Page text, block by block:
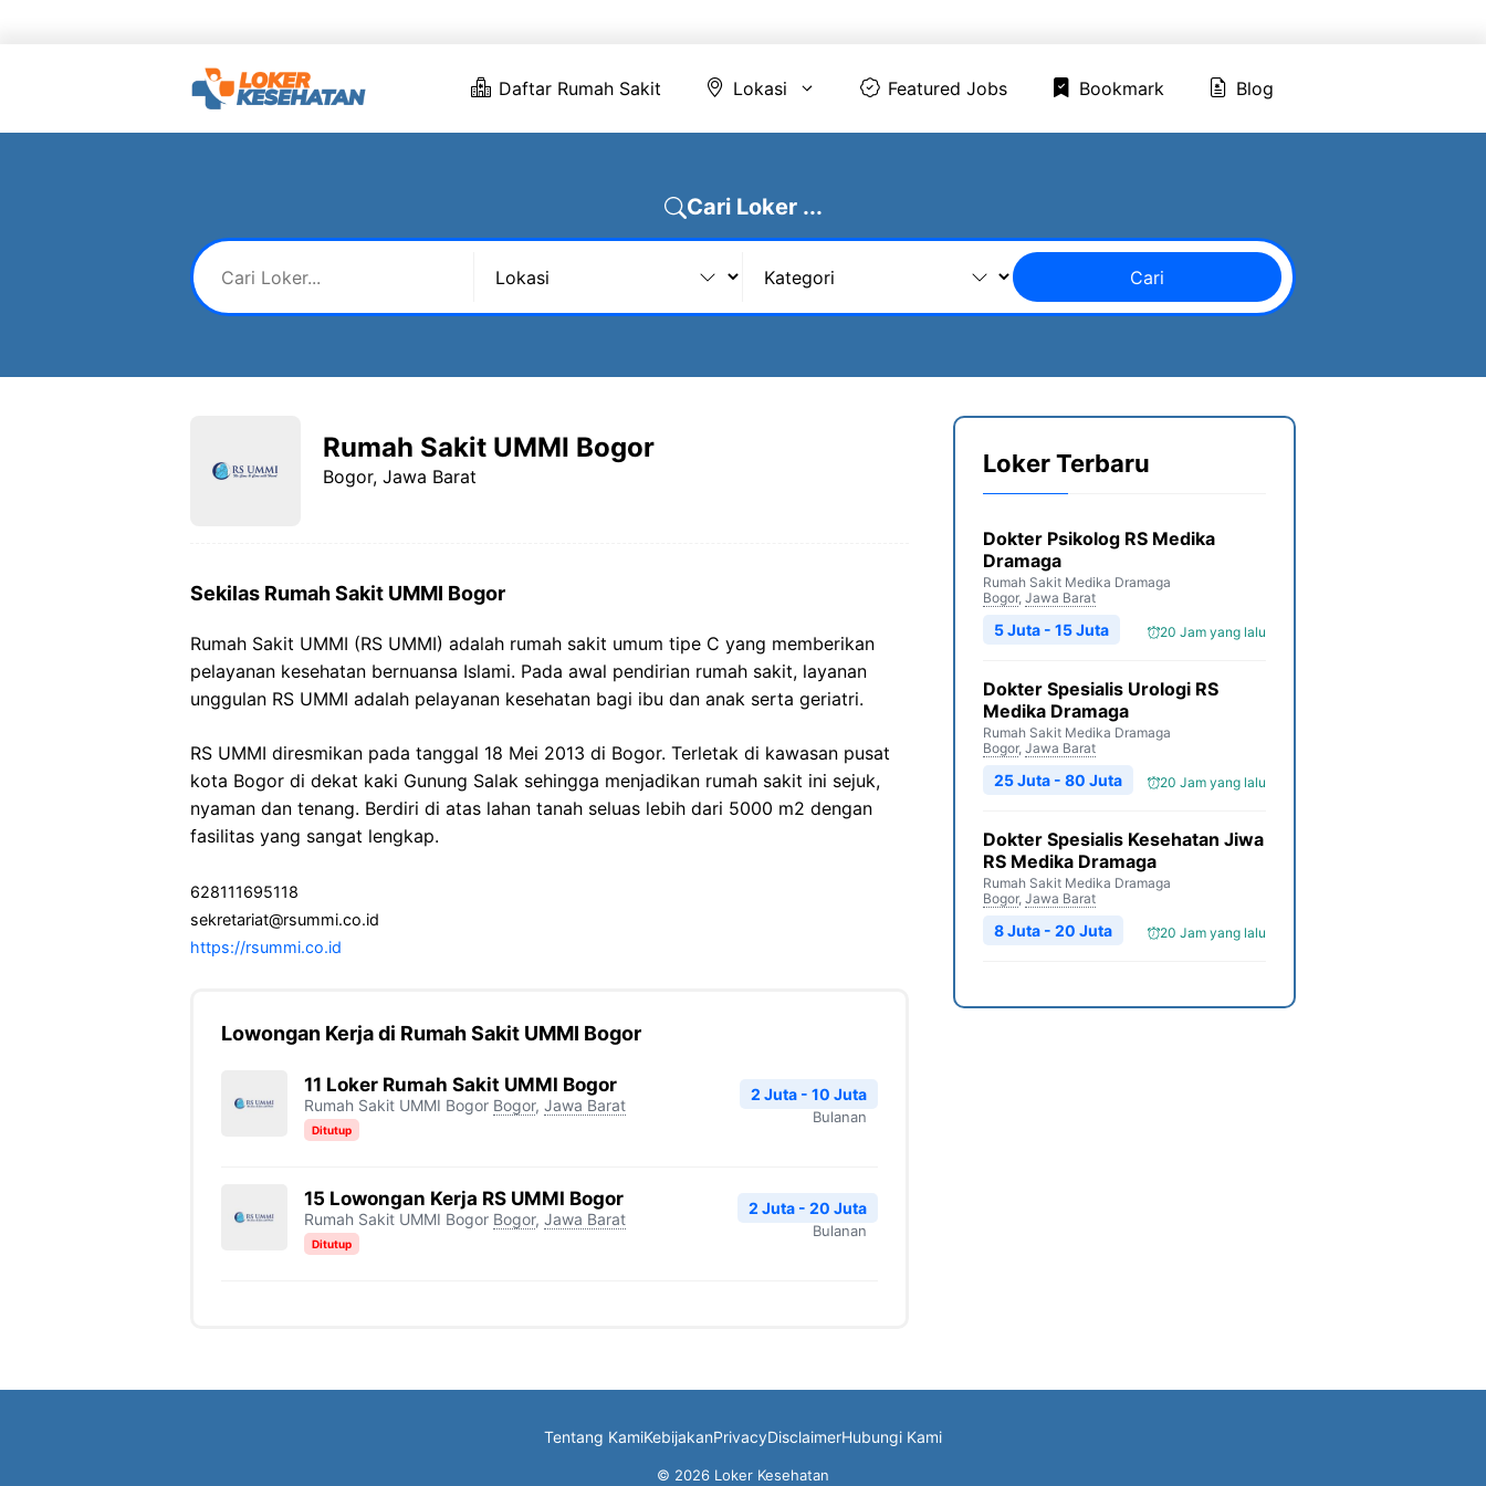
Daftar Rumah Sakit Lokasi Featured Jobs Bookmark Blog
Cari Loker ...
Cari
Rumah Sakit UMMI Bogor
Bogor, Jawa Barat
Sekilas Rumah Sakit UMMI Bogor
Rumah Sakit UMMI (RS UMMI) adalah rumah sakit umum tipe C yang memberikan
pelayanan kesehatan bernuansa Islami. Pada awal pendirian rumah sakit, layanan
unggulan RS UMMI adalah pelayanan kesehatan bagi ibu dan anak serta geriatri.
RS UMMI diresmikan pada tanggal 18 Mei 2013 di Bogor. Terletak di kawasan pusat
kota Bogor di dekat kaki Gunung Salak sehingga menjadikan rumah sakit ini sejuk,
nyaman dan tenang. Berdiri di atas lahan tanah seluas lebih dari 5000 m2 dengan
fasilitas yang sangat lengkap.
628111695118
sekretariat@rsummi.co.id
https://rsummi.co.id
Lowongan Kerja di Rumah Sakit UMMI Bogor
11 Loker Rumah Sakit UMMI Bogor
Rumah Sakit UMMI Bogor Bogor, Jawa Barat
Ditutup
2 Juta - 10 Juta
Bulanan
15 Lowongan Kerja RS UMMI Bogor
Rumah Sakit UMMI Bogor Bogor, Jawa Barat
Ditutup
2 Juta - 20 Juta
Bulanan
Loker Terbaru
Dokter Psikolog RS Medika
Dramaga
Rumah Sakit Medika Dramaga
Bogor, Jawa Barat
20 Jam yang lalu
5 Juta - 15 Juta
Dokter Spesialis Urologi RS
Medika Dramaga
Rumah Sakit Medika Dramaga
Bogor, Jawa Barat
20 Jam yang lalu
25 Juta - 80 Juta
Dokter Spesialis Kesehatan Jiwa
RS Medika Dramaga
Rumah Sakit Medika Dramaga
Bogor, Jawa Barat
20 Jam yang lalu
8 Juta - 20 Juta
Tentang KamiKebijakanPrivacyDisclaimerHubungi Kami
© 2026 Loker Kesehatan